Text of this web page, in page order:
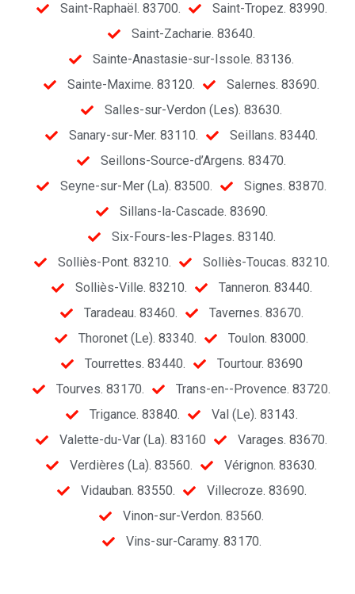
Saint-Raphaël. 83700.
Saint-Tropez. 83990.
Saint-Zacharie. 83640.
Sainte-Anastasie-sur-Issole. 83136.
Sainte-Maxime. 83120.
Salernes. 83690.
Salles-sur-Verdon (Les). 83630.
Sanary-sur-Mer. 83110.
Seillans. 83440.
Seillons-Source-d’Argens. 83470.
Seyne-sur-Mer (La). 83500.
Signes. 83870.
Sillans-la-Cascade. 83690.
Six-Fours-les-Plages. 83140.
Solliès-Pont. 83210.
Solliès-Toucas. 83210.
Solliès-Ville. 83210.
Tanneron. 83440.
Taradeau. 83460.
Tavernes. 83670.
Thoronet (Le). 83340.
Toulon. 83000.
Tourrettes. 83440.
Tourtour. 83690
Tourves. 83170.
Trans-en--Provence. 83720.
Trigance. 83840.
Val (Le). 83143.
Valette-du-Var (La). 83160
Varages. 83670.
Verdières (La). 83560.
Vérignon. 83630.
Vidauban. 83550.
Villecroze. 83690.
Vinon-sur-Verdon. 83560.
Vins-sur-Caramy. 83170.